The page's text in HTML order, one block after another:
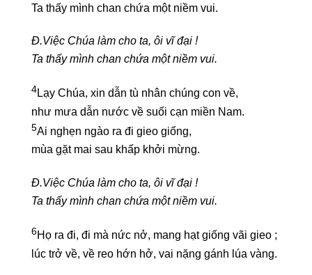
Ta thấy mình chan chứa một niềm vui.
Đ.Việc Chúa làm cho ta, ôi vĩ đại !
Ta thấy mình chan chứa một niềm vui.
4Lạy Chúa, xin dẫn tù nhân chúng con về,
như mưa dẫn nước về suối cạn miền Nam.
5Ai nghẹn ngào ra đi gieo giống,
mùa gặt mai sau khấp khởi mừng.
Đ.Việc Chúa làm cho ta, ôi vĩ đại !
Ta thấy mình chan chứa một niềm vui.
6Họ ra đi, đi mà nức nở, mang hạt giống vãi gieo ;
lúc trở về, về reo hớn hở, vai nặng gánh lúa vàng.